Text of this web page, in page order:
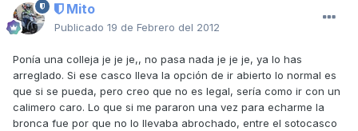
Mito
Publicado 19 de Febrero del 2012
Ponía una colleja je je je,, no pasa nada je je je, ya lo has
arreglado. Si ese casco lleva la opción de ir abierto lo normal es
que si se pueda, pero creo que no es legal, sería como ir con un
calimero caro. Lo que si me pararon una vez para echarme la
bronca fue por que no lo llevaba abrochado, entre el sotocasco